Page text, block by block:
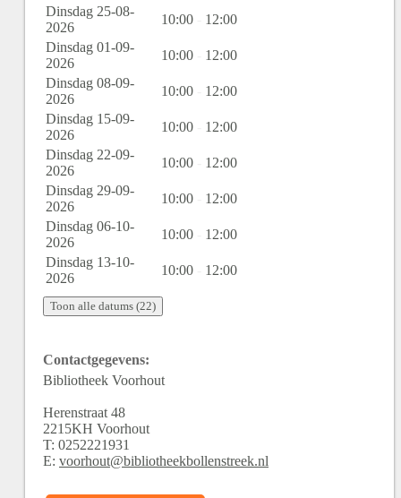
Dinsdag 25-08-
2026
10:00
12:00
Dinsdag 01-09-
2026
10:00
12:00
Dinsdag 08-09-
2026
10:00
12:00
Dinsdag 15-09-
2026
10:00
12:00
Dinsdag 22-09-
2026
10:00
12:00
Dinsdag 29-09-
2026
10:00
12:00
Dinsdag 06-10-
2026
10:00
12:00
Dinsdag 13-10-
2026
10:00 12:00
Toon alle datums (22)
Contactgegevens:
Bibliotheek Voorhout
Herenstraat 48
2215KH Voorhout
T: 0252221931
E: voorhout@bibliotheekbollenstreek.nl